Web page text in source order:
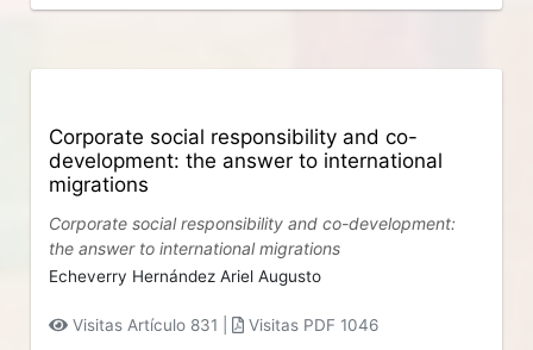
Corporate social responsibility and co-
development: the answer to international
migrations
Corporate social responsibility and co-development:
the answer to international migrations
Echeverry Hernández Ariel Augusto
Visitas Artículo 831 | Visitas PDF 1046